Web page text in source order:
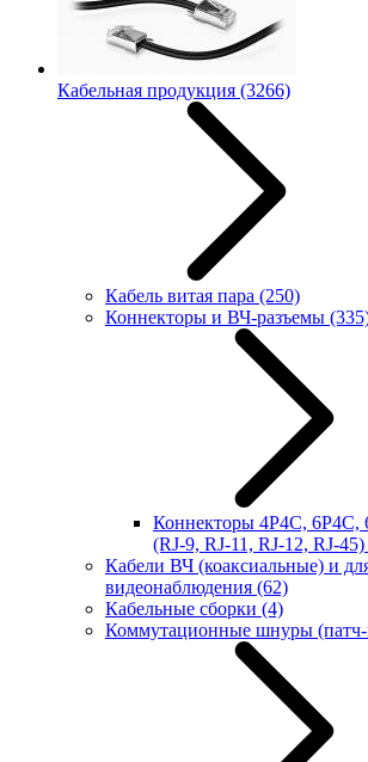
Кабельная продукция (3266)
Кабель витая пара (250)
Коннекторы и ВЧ-разъемы
Коннекторы 4P4C, 6P4C,
(RJ-9, RJ-11, RJ-12, RJ-45)
Кабели ВЧ (коаксиальные) и
видеонаблюдения (62)
Кабельные сборки (4)
Коммутационные шнуры